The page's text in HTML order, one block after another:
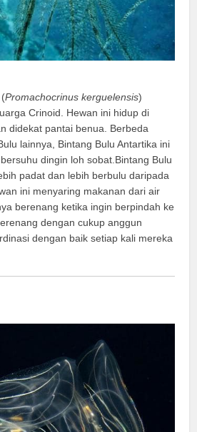
(Promachocrinus kerguelensis)
Crinoid. Hewan ini hidup di
didekat pantai benua. Berbeda
lainnya, Bintang Bulu Antartika ini
dingin loh sobat.Bintang Bulu
padat dan lebih berbulu daripada
ini menyaring makanan dari air
berenang ketika ingin berpindah ke
dengan cukup anggun
dengan baik setiap kali mereka